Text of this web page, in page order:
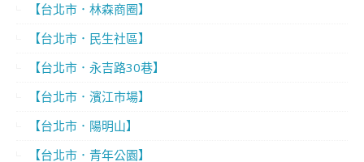
【台北市．林森商圈】
【台北市．民生社區】
【台北市．永吉路30巷】
【台北市．濱江市場】
【台北市．陽明山】
【台北市．青年公園】